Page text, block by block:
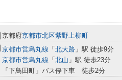
京都府京都市北区紫野上柳町
京都市営烏丸線 「 北大路 」駅 徒歩9分
京都市営烏丸線 「 北山 」駅 徒歩23分
「下鳥田町」バス停下車 徒歩2分